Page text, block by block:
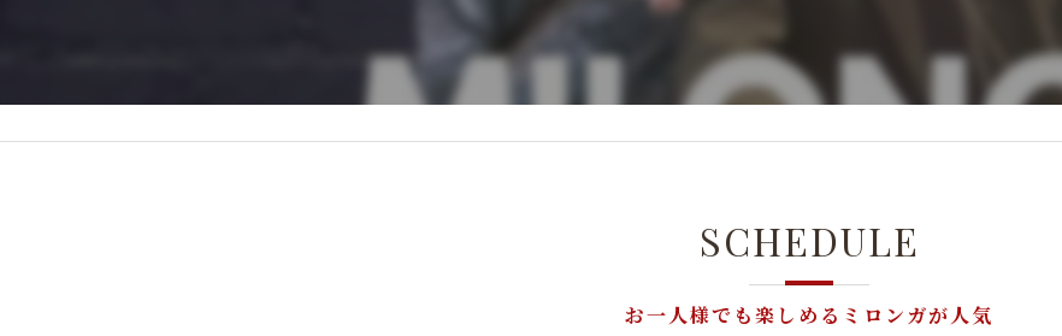
SCHEDULE
お一人様でも楽しめるミロンガが人気